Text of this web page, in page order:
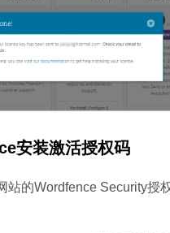
安装激活授权码
站的Wordfence Security授